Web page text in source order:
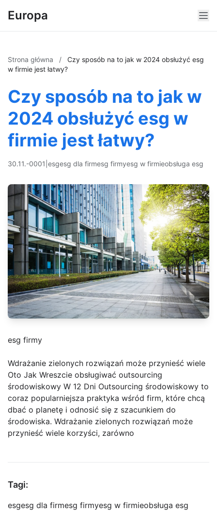
Europa
Strona główna /
Czy sposób na to jak w 2024 obsłużyć esg
w firmie jest łatwy?
Czy sposób na to jak w
2024 obsłużyć esg w
firmie jest łatwy?
30.11.-0001 esgesg dla firmesg firmyesg w firmieobsługa esg
esg firmy
Wdrażanie zielonych rozwiązań może przynieść wiele
Oto Jak Wreszcie obsługiwać outsourcing
środowiskowy W 12 Dni Outsourcing środowiskowy to
coraz popularniejsza praktyka wśród firm, które chcą
dbać o planetę i odnosić się z szacunkiem do
środowiska. Wdrażanie zielonych rozwiązań może
przynieść wiele korzyści, zarówno
Tagi:
esgesg dla firmesg firmyesg w firmieobsługa esg